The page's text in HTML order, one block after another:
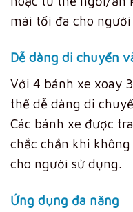
mái tối đa cho
Dễ dàng di chuyển
Với 4 bánh xe xoay
thể dễ dàng di
Các bánh xe được
chắc chắn khi
cho người sử dụng.
Ứng dụng đa năng